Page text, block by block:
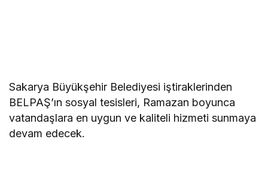
Sakarya Büyükşehir Belediyesi iştiraklerinden
BELPAŞ’ın sosyal tesisleri, Ramazan boyunca
vatandaşlara en uygun ve kaliteli hizmeti sunmaya
devam edecek.